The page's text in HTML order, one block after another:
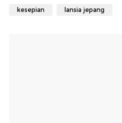
kesepian lansia jepang